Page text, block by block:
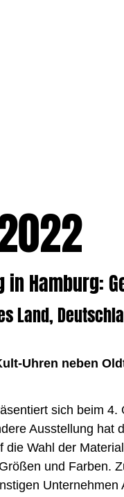
Hamburg:
Land,
Uhren neben
sich beim
Ausstellung
die Wahl der
und Farben.